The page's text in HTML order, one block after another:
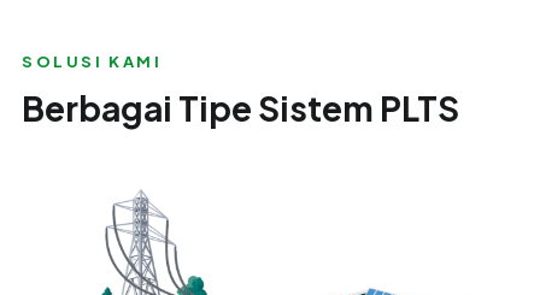
SOLUSI KAMI
Berbagai Tipe Sistem PLTS